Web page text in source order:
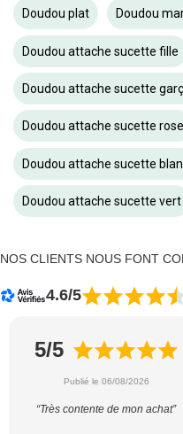
Doudou plat Doudou
Doudou attache sucette fille
Doudou attache sucette
Doudou attache sucette rose
Doudou attache sucette
Doudou attache sucette vert
NOS CLIENTS NOUS FONT
4.6/5
5/5
Publié le 06/08/2026
“Très contente de mon achat”